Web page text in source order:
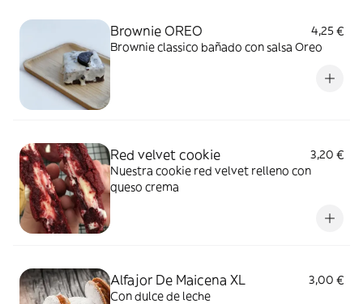
Brownie OREO
4,25 €
Brownie classico bañado con salsa Oreo
Red velvet cookie
3,20 €
Nuestra cookie red velvet relleno con
queso crema
Alfajor De Maicena XL
3,00 €
Con dulce de leche